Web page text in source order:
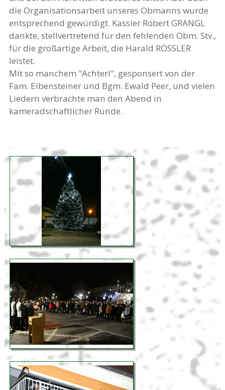
die Organisationsarbeit unseres Obmanns wurde
entsprechend gewürdigt. Kassier Robert GRANGL
dankte, stellvertretend für den fehlenden Obm. Stv.,
für die großartige Arbeit, die Harald RÖSSLER
leistet.
Mit so manchem "Achterl", gesponsert von der
Fam. Eibensteiner und Bgm. Ewald Peer, und vielen
Liedern verbrachte man den Abend in
kameradschaftlicher Runde.